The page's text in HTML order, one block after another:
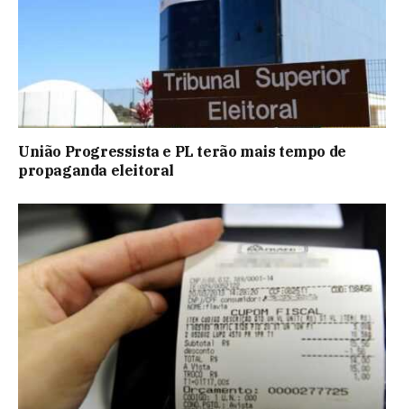
União Progressista e PL terão mais tempo de
propaganda eleitoral